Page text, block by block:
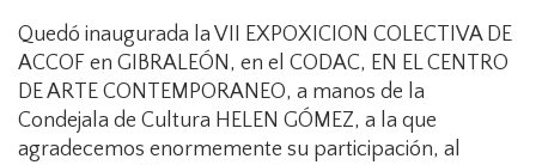
Quedó inaugurada la VII EXPOXICION COLECTIVA DE
ACCOF en GIBRALEÓN, en el CODAC, EN EL CENTRO
DE ARTE CONTEMPORANEO, a manos de la
Condejala de Cultura HELEN GÓMEZ, a la que
agradecemos enormemente su participación, al